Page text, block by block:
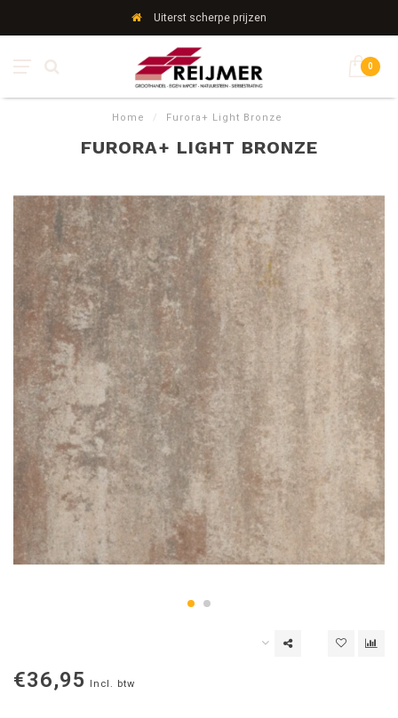
Uiterst scherpe prijzen
0
Home / Furora+ Light Bronze
FURORA+ LIGHT BRONZE
€36,95 Incl. btw